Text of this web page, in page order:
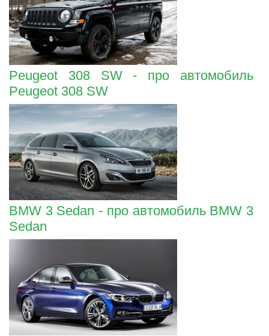
Peugeot 308 SW - про автомобиль
Peugeot 308 SW
BMW 3 Sedan - про автомобиль BMW 3
Sedan